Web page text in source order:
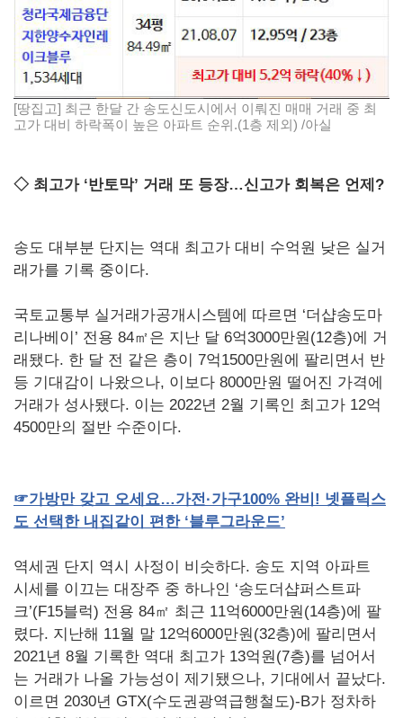
[땅집고] 최근 한달 간 송도신도시에서 이뤄진 매매 거래 중 최
고가 대비 하락폭이 높은 아파트 순위.(1층 제외) /아실
◇ 최고가 ‘반토막’ 거래 또 등장…신고가 회복은 언제?
송도 대부분 단지는 역대 최고가 대비 수억원 낮은 실거
래가를 기록 중이다.
국토교통부 실거래가공개시스템에 따르면 ‘더샵송도마
리나베이’ 전용 84㎡은 지난 달 6억3000만원(12층)에 거
래됐다. 한 달 전 같은 층이 7억1500만원에 팔리면서 반
등 기대감이 나왔으나, 이보다 8000만원 떨어진 가격에
거래가 성사됐다. 이는 2022년 2월 기록인 최고가 12억
4500만의 절반 수준이다.
☞가방만 갖고 오세요…가전·가구100% 완비 ! 넷플릭스
도 선택한 내집같이 편한 ‘블루그라운드’
역세권 단지 역시 사정이 비슷하다. 송도 지역 아파트
시세를 이끄는 대장주 중 하나인 ‘송도더샵퍼스트파
크’(F15블럭) 전용 84㎡ 최근 11억6000만원(14층)에 팔
렸다. 지난해 11월 말 12억6000만원(32층)에 팔리면서
2021년 8월 기록한 역대 최고가 13억원(7층)를 넘어서
는 거래가 나올 가능성이 제기됐으나, 기대에서 끝났다.
이르면 2030년 GTX(수도권광역급행철도)-B가 정차하